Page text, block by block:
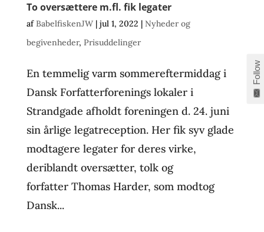
To oversættere m.fl. fik legater
afBabelfiskenJW| jul 1, 2022 | Nyheder og
begivenheder, Prisuddelinger
En temmelig varm sommereftermiddag i
Dansk Forfatterforenings lokaler i
Strandgade afholdt foreningen d. 24. juni
sin årlige legatreception. Her fik syv glade
modtagere legater for deres virke,
deriblandt oversætter, tolk og
forfatter Thomas Harder, som modtog
Dansk...
Follow